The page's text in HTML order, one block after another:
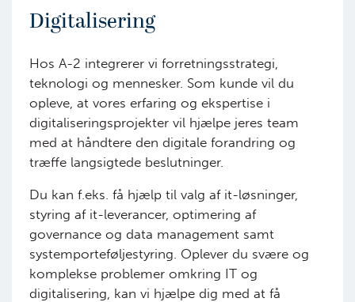
Digitalisering
Hos A-2 integrerer vi forretningsstrategi,
teknologi og mennesker. Som kunde vil du
opleve, at vores erfaring og ekspertise i
digitaliseringsprojekter vil hjælpe jeres team
med at håndtere den digitale forandring og
træffe langsigtede beslutninger.
Du kan f.eks. få hjælp til valg af it-løsninger,
styring af it-leverancer, optimering af
governance og data management samt
systemporteføljestyring. Oplever du svære og
komplekse problemer omkring IT og
digitalisering, kan vi hjælpe dig med at få